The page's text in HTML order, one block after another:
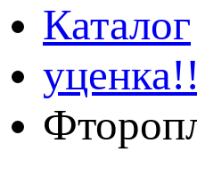
Каталог